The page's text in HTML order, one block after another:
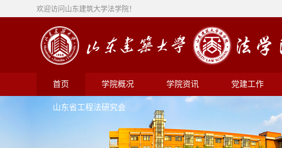
欢迎访问山东建筑大学法学院！
首页 学院概况 学院资讯 党建工作
山东省工程法研究会